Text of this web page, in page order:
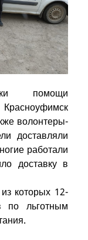
помощи
Красноуфимск
волонтеры-
доставляли
работали
доставку в
которых 12-
по льготным